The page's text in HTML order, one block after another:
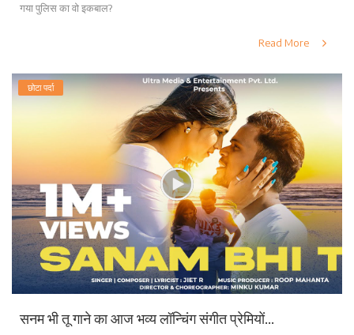
गया पुलिस का वो इकबाल?
Read More
छोटा पर्दा
सनम भी तू गाने का आज भव्य लॉन्चिंग संगीत प्रेमियों...